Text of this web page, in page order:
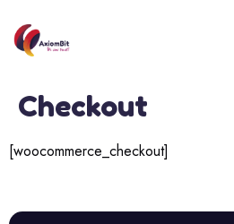
Checkout
[woocommerce_checkout]